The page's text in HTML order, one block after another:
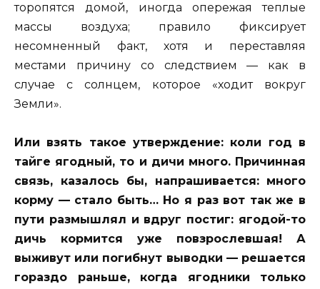
торопятся домой, иногда опережая теплые
массы воздуха; правило фиксирует
несомненный факт, хотя и переставляя
местами причину со следствием — как в
случае с солнцем, которое «ходит вокруг
Земли».
Или взять такое утверждение: коли год в
тайге ягодный, то и дичи много. Причинная
связь, казалось бы, напрашивается: много
корму — стало быть… Но я раз вот так же в
пути размышлял и вдруг постиг: ягодой-то
дичь кормится уже повзрослевшая! А
выживут или погибнут выводки — решается
гораздо раньше, когда ягодники только